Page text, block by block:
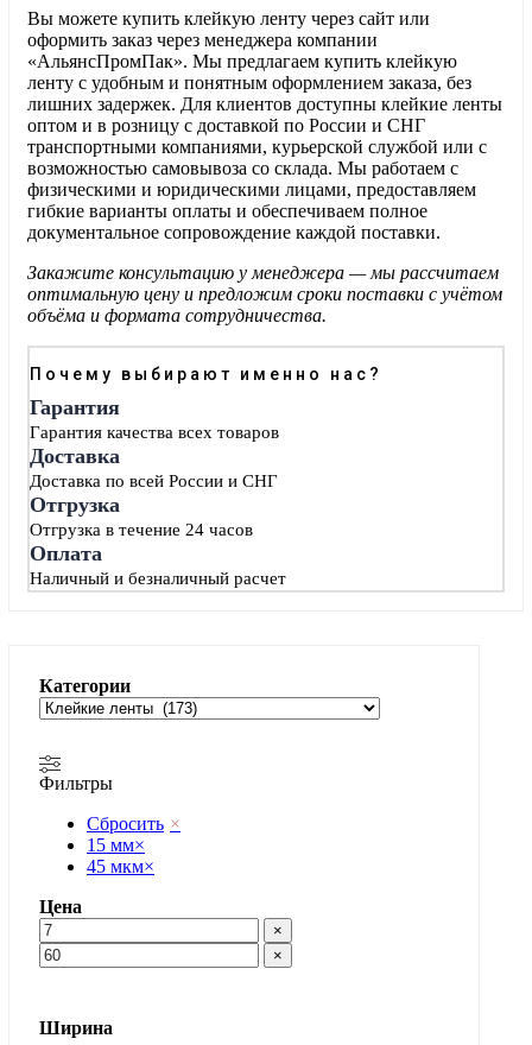
Вы можете купить клейкую ленту через сайт или
оформить заказ через менеджера компании
«АльянсПромПак». Мы предлагаем купить клейкую
ленту с удобным и понятным оформлением заказа, без
лишних задержек. Для клиентов доступны клейкие ленты
оптом и в розницу с доставкой по России и СНГ
транспортными компаниями, курьерской службой или с
возможностью самовывоза со склада. Мы работаем с
физическими и юридическими лицами, предоставляем
гибкие варианты оплаты и обеспечиваем полное
документальное сопровождение каждой поставки.
Закажите консультацию у менеджера — мы рассчитаем
оптимальную цену и предложим сроки поставки с учётом
объёма и формата сотрудничества.
Почему выбирают именно нас?
Гарантия
Гарантия качества всех товаров
Доставка
Доставка по всей России и СНГ
Отгрузка
Отгрузка в течение 24 часов
Оплата
Наличный и безналичный расчет
Категории
Фильтры
Сбросить ×
15 мм×
45 мкм×
Цена
×
×
Ширина